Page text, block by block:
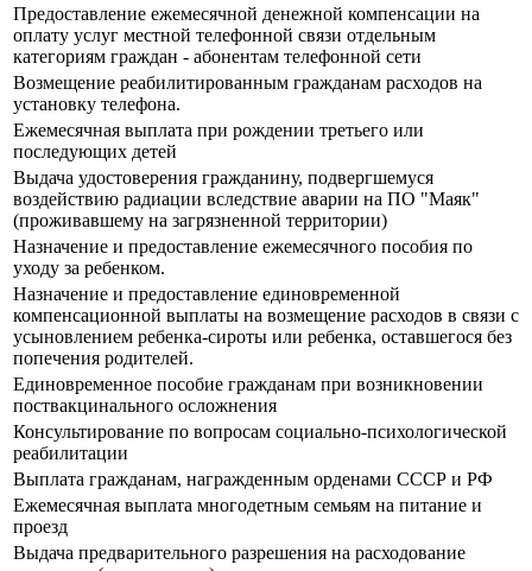
Предоставление ежемесячной денежной компенсации на
оплату услуг местной телефонной связи отдельным
категориям граждан - абонентам телефонной сети
Возмещение реабилитированным гражданам расходов на
установку телефона.
Ежемесячная выплата при рождении третьего или
последующих детей
Выдача удостоверения гражданину, подвергшемуся
воздействию радиации вследствие аварии на ПО "Маяк"
(проживавшему на загрязненной территории)
Назначение и предоставление ежемесячного пособия по
уходу за ребенком.
Назначение и предоставление единовременной
компенсационной выплаты на возмещение расходов в связи с
усыновлением ребенка-сироты или ребенка, оставшегося без
попечения родителей.
Единовременное пособие гражданам при возникновении
поствакцинального осложнения
Консультирование по вопросам социально-психологической
реабилитации
Выплата гражданам, награжденным орденами СССР и РФ
Ежемесячная выплата многодетным семьям на питание и
проезд
Выдача предварительного разрешения на расходование